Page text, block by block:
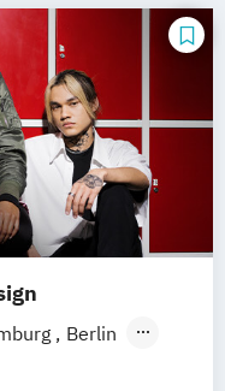
Berlin